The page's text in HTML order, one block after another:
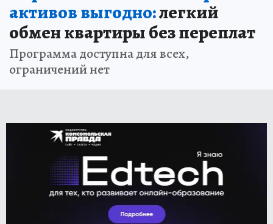
активов выгодно:легкий
обмен квартиры без переплат
Программа доступна для всех,
ограничений нет